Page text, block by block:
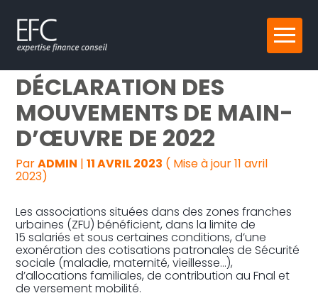
Aller
au
Reprise, transmission et création
Gestion au quotidien
Pilotage d’entreprise
Audit
ASSOCIATIONS EN ZFU :
DÉCLARATION DES
MOUVEMENTS DE MAIN-
D’ŒUVRE DE 2022
ParADMIN |11 AVRIL 2023 ( Mise à jour 11 avril
2023)
Les associations situées dans des zones franches
urbaines (ZFU) bénéficient, dans la limite de
15 salariés et sous certaines conditions, d’une
exonération des cotisations patronales de Sécurité
sociale (maladie, maternité, vieillesse…),
d’allocations familiales, de contribution au Fnal et
de versement mobilité.